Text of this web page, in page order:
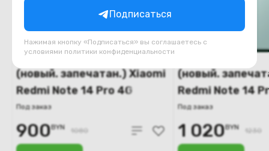
Подписаться
Нажимая кнопку «Подписаться» вы соглашаетесь с
условиями политики конфиденциальности
(новый. запечатан.) Xiaomi
Redmi Note 14 Pro 4G
12GB/512GB (золотой)
Под заказ
900BYN 1080
(новый.
Redmi Note 14
12GB/512GB
Под заказ
1 020BYN 1230